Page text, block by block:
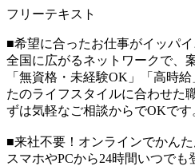
フリーテキスト
■希望に合ったお仕事がイッパイ
全国に広がるネットワークで、
「無資格・未経験OK」「高時
たのライフスタイルに合わせた
ずは気軽なご相談からでOKです
■来社不要！オンラインでかん
スマホやPCから24時間いつで